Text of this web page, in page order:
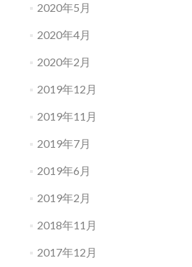
2020年5月
2020年4月
2020年2月
2019年12月
2019年11月
2019年7月
2019年6月
2019年2月
2018年11月
2017年12月